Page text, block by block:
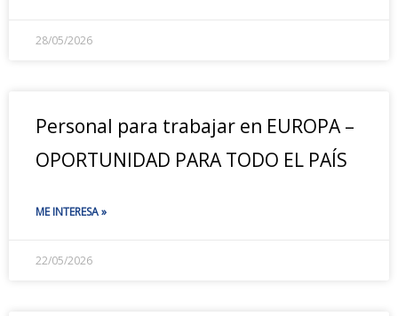
28/05/2026
Personal para trabajar en EUROPA –
OPORTUNIDAD PARA TODO EL PAÍS
ME INTERESA »
22/05/2026